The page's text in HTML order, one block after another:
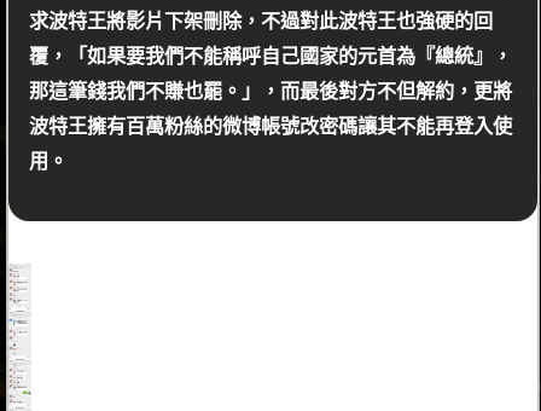
求波特王將影片下架刪除，不過對此波特王也強硬的回
覆，「如果要我們不能稱呼自己國家的元首為『總統』，
那這筆錢我們不賺也罷。」，而最後對方不但解約，更將
波特王擁有百萬粉絲的微博帳號改密碼讓其不能再登入使
用。